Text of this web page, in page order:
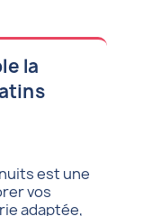
la
est une
vos
adaptée,